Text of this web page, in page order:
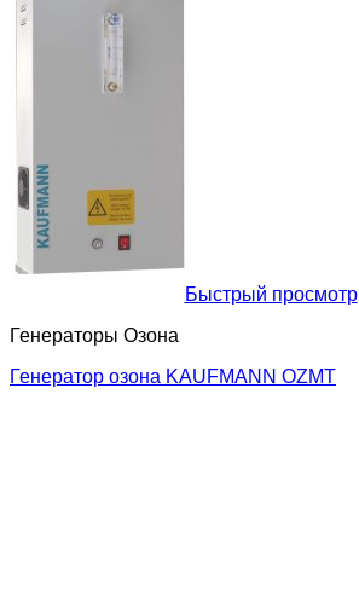
Быстрый просмотр
Генераторы Озона
Генератор озона KAUFMANN OZMT